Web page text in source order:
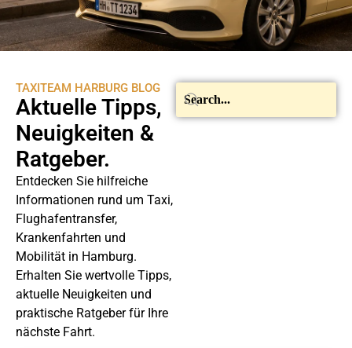
TAXITEAM HARBURG BLOG
Aktuelle Tipps,
Neuigkeiten &
Ratgeber.
Entdecken Sie hilfreiche
Informationen rund um Taxi,
Flughafentransfer,
Krankenfahrten und
Mobilität in Hamburg.
Erhalten Sie wertvolle Tipps,
aktuelle Neuigkeiten und
praktische Ratgeber für Ihre
nächste Fahrt.